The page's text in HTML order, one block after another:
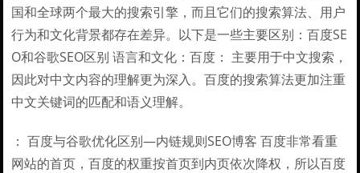
国和全球两个最大的搜索引擎，而且它们的搜索算法、用户
行为和文化背景都存在差异。以下是一些主要区别：百度SE
O和谷歌SEO区别 语言和文化：百度： 主要用于中文搜索，
因此对中文内容的理解更为深入。百度的搜索算法更加注重
中文关键词的匹配和语义理解。
： 百度与谷歌优化区别—内链规则SEO博客 百度非常看重
网站的首页，百度的权重按首页到内页依次降权，所以百度